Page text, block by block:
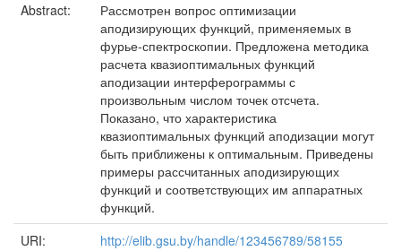
Abstract:
Рассмотрен вопрос оптимизации
аподизирующих функций, применяемых в
фурье-спектроскопии. Предложена методика
расчета квазиоптимальных функций
аподизации интерферограммы с
произвольным числом точек отсчета.
Показано, что характеристика
квазиоптимальных функций аподизации могут
быть приближены к оптимальным. Приведены
примеры рассчитанных аподизирующих
функций и соответствующих им аппаратных
функций.
URI:
http://elib.gsu.by/handle/123456789/58155